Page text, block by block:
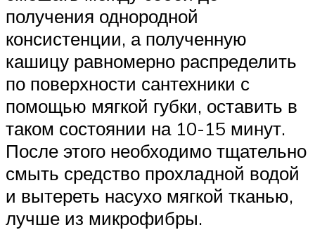
получения однородной
консистенции, а полученную
кашицу равномерно распределить
по поверхности сантехники с
помощью мягкой губки, оставить в
таком состоянии на 10-15 минут.
После этого необходимо тщательно
смыть средство прохладной водой
и вытереть насухо мягкой тканью,
лучше из микрофибры.